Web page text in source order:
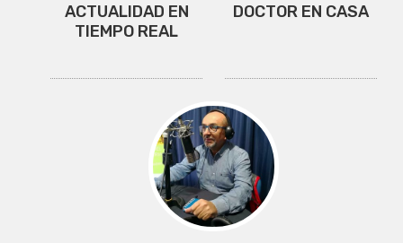
ACTUALIDAD EN
TIEMPO REAL
DOCTOR EN CASA